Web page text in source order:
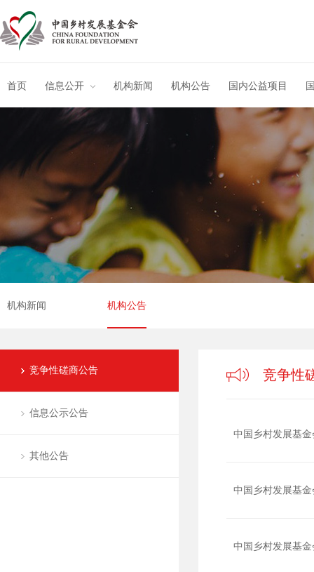
首页 信息公开 机构新闻 机构公告 国内公益项目
机构新闻 机构公告
竞争性磋商公告
信息公示公告
其他公告
竞争性
中国乡村发展基
中国乡村发展基
中国乡村发展基